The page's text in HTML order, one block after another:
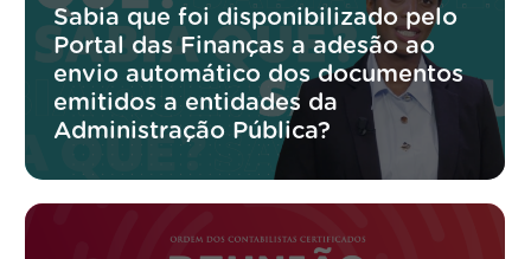
Sabia que foi disponibilizado pelo
Portal das Finanças a adesão ao
envio automático dos documentos
emitidos a entidades da
Administração Pública?